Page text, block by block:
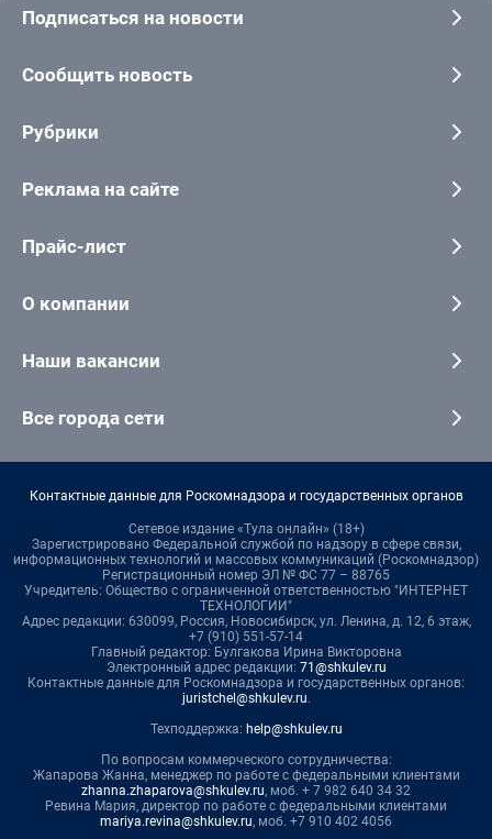
Подписаться на новости
Сообщить новость
Рубрики
Реклама на сайте
Прайс-лист
О компании
Наши вакансии
Все города сети
Контактные данные для Роскомнадзора и государственных органов
Сетевое издание «Тула онлайн» (18+)
Зарегистрировано Федеральной службой по надзору в сфере связи,
информационных технологий и массовых коммуникаций (Роскомнадзор)
Регистрационный номер ЭЛ № ФС 77 – 88765
Учредитель: Общество с ограниченной ответственностью "ИНТЕРНЕТ
ТЕХНОЛОГИИ"
Адрес редакции: 630099, Россия, Новосибирск, ул. Ленина, д. 12, 6 этаж,
+7 (910) 551-57-14
Главный редактор: Булгакова Ирина Викторовна
Электронный адрес редакции: 71@shkulev.ru
Контактные данные для Роскомнадзора и государственных органов:
juristchel@shkulev.ru.
Техподдержка: help@shkulev.ru
По вопросам коммерческого сотрудничества:
Жапарова Жанна, менеджер по работе с федеральными клиентами
zhanna.zhaparova@shkulev.ru, моб. + 7 982 640 34 32
Ревина Мария, директор по работе с федеральными клиентами
mariya.revina@shkulev.ru, моб. +7 910 402 4056